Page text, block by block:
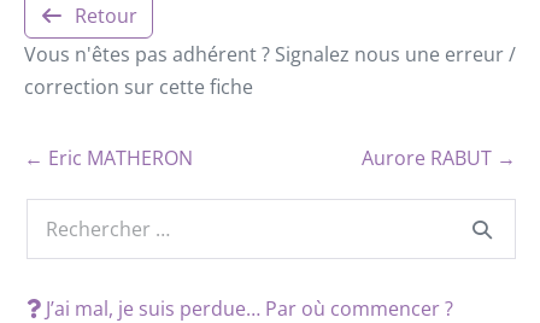
Retour
Vous n'êtes pas adhérent ? Signalez nous une erreur /
correction sur cette fiche
← Eric MATHERON Aurore RABUT →
J’ai mal, je suis perdue… Par où commencer ?